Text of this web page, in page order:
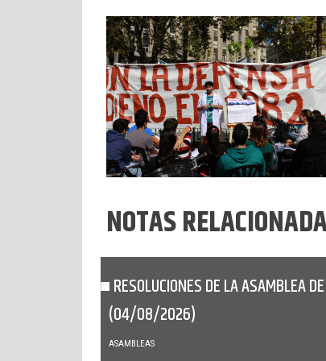
NOTAS
RESOLUCIONES DE LA ASAMBLEA
(04/08/2026)
ASAMBLEAS